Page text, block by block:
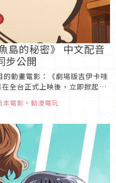
島的秘密》 中文配音
步公開
動畫電影：《劇場版吉伊卡哇
全台正式上映後，立即掀起觀
空，無數觀眾被吉伊卡哇與其
本電影 、 動漫電玩